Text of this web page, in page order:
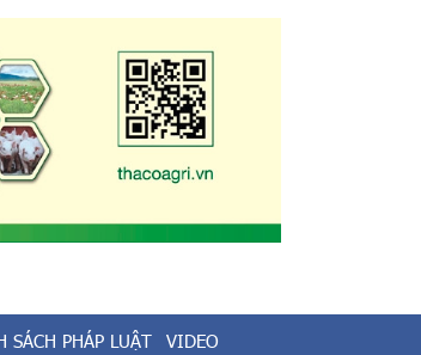
SÁCH PHÁP LUẬT VIDEO